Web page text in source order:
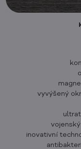
vyvýšený
inovativní